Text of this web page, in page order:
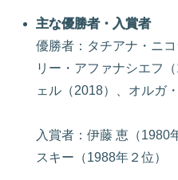
主な優勝者・入賞者
優勝者：タチアナ・ニ
リー・アファナシエフ
ェル（2018）、オルガ
入賞者：伊藤 恵（1980
スキー（1988年２位）